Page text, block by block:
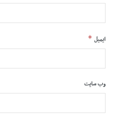
ایمیل *
وب‌ سایت